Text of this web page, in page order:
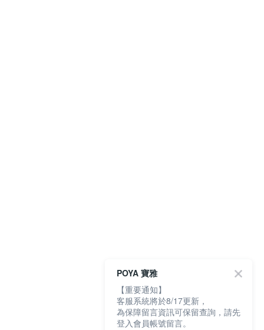
POYA 寶雅
【重要通知】
客服系統將於8/17更新，
為保障留言資訊可保留查詢，請先
登入會員帳號留言。